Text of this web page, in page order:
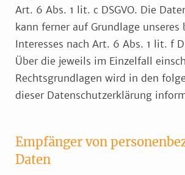
Art. 6 Abs. 1 lit. c DSGVO. Die
kann ferner auf Grundlage unseres
Interesses nach Art. 6 Abs. 1 lit. f
Über die jeweils im Einzelfall
Rechtsgrundlagen wird in den
dieser Datenschutzerklärung
Empfänger von
Daten